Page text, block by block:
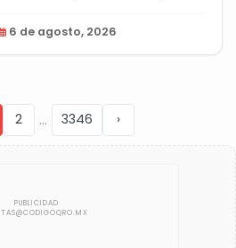
6 de agosto, 2026
2 ... 3346 ›